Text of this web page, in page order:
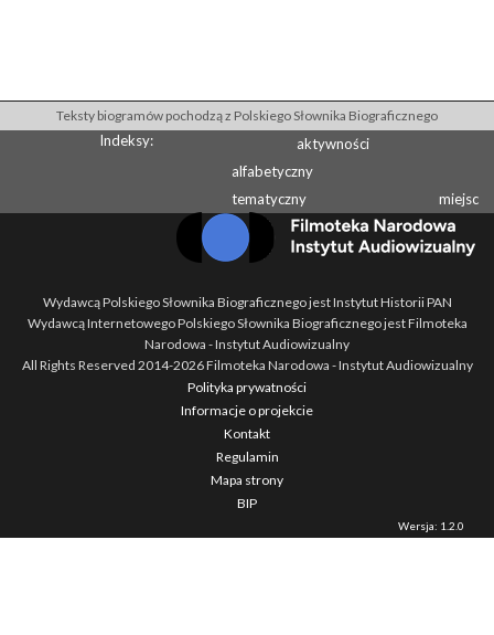
Teksty biogramów pochodzą z Polskiego Słownika Biograficznego
Indeksy:
aktywności
alfabetyczny
tematyczny
miejsc
Wydawcą Polskiego Słownika Biograficznego jest Instytut Historii PAN
Wydawcą Internetowego Polskiego Słownika Biograficznego jest Filmoteka
Narodowa - Instytut Audiowizualny
All Rights Reserved 2014-2026Filmoteka Narodowa - Instytut Audiowizualny
Polityka prywatności
Informacje o projekcie
Kontakt
Regulamin
Mapa strony
BIP
Wersja: 1.2.0